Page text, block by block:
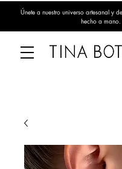
Únete a nuestro universo artesanal y
hecho a mano.